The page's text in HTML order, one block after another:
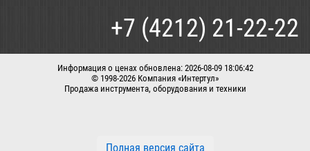
Доставка
+7 (4212) 21-22-22
Информация о ценах обновлена: 2026-08-09 18:06:42
© 1998-2026 Компания «Интертул»
Продажа инструмента, оборудования и техники
Полная версия сайта